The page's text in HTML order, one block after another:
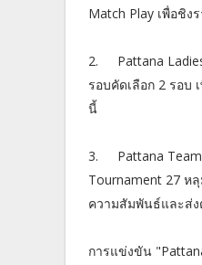
Match Play เพื่อชิง
2.
Pattana
รอบคัดเลือก 2 รอบ
นี้
3.
Pattana
Tournament 27 ห
ความสัมพันธ์และส่ง
การแข่งขัน